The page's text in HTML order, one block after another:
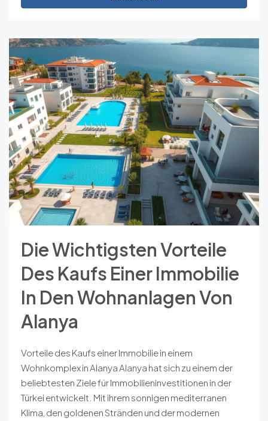
Die Wichtigsten Vorteile
Des Kaufs Einer Immobilie
In Den Wohnanlagen Von
Alanya
Vorteile des Kaufs einer Immobilie in einem
Wohnkomplex in Alanya Alanya hat sich zu einem der
beliebtesten Ziele für Immobilieninvestitionen in der
Türkei entwickelt. Mit ihrem sonnigen mediterranen
Klima, den goldenen Stränden und der modernen